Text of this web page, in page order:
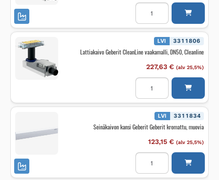
Lattiakaivo
Geberit
vaakamalli,
DN40,
Cleanline
määrä
LVI 3311806
Lattiakaivo Geberit CleanLine vaakamalli, DN50, Cleanline
227,63 € (alv 25,5%)
Lattiakaivo
Geberit
vaakamalli,
DN50,
Cleanline
määrä
LVI 3311834
Seinäkaivon kansi Geberit Geberit kromattu, muovia
123,15 € (alv 25,5%)
Seinäkaivon
kansi
Geberit